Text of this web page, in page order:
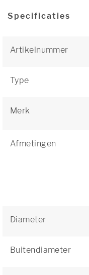
Specificaties
Artikelnummer
Type
Merk
Afmetingen
Diameter
Buitendiameter